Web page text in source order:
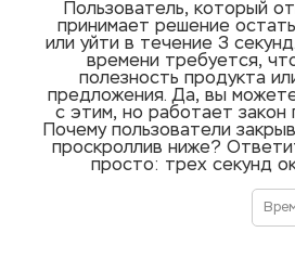
Пользователь, который
принимает решение
или уйти в течение 3
времени требуется,
полезность продукта
предложения. Да, вы
с этим, но работает закон
Почему пользователи
проскроллив ниже?
просто: трех секунд